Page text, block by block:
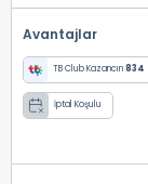
Avantajlar
TB Club Kazancın834
İptal Koşulu